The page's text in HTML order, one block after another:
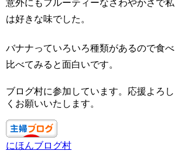
意外にもフルーティーなさわやかさで私
は好きな味でした。
バナナっていろいろ種類があるので食べ
比べてみると面白いです。
ブログ村に参加しています。応援よろし
くお願いいたします。
にほんブログ村